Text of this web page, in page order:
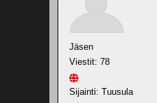
Jäsen
Viestit: 78
Sijainti: Tuusula